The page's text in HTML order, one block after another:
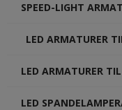
SPEED-LIGHT
LED ARMATURER
LED ARMATURER
LED